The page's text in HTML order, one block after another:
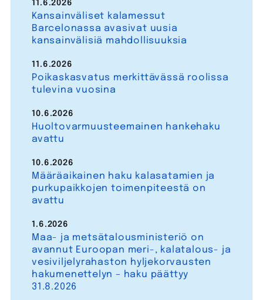
Kansainväliset kalamessut
Barcelonassa avasivat uusia
kansainvälisiä mahdollisuuksia
11.6.2026
Poikaskasvatus merkittävässä roolissa
tulevina vuosina
11.6.2026
Huoltovarmuusteemainen hankehaku
avattu
10.6.2026
Määräaikainen haku kalasatamien ja
purkupaikkojen toimenpiteestä on
avattu
10.6.2026
Maa- ja metsätalousministeriö on
avannut Euroopan meri-, kalatalous- ja
vesiviljelyrahaston hyljekorvausten
hakumenettelyn – haku päättyy
31.8.2026
1.6.2026